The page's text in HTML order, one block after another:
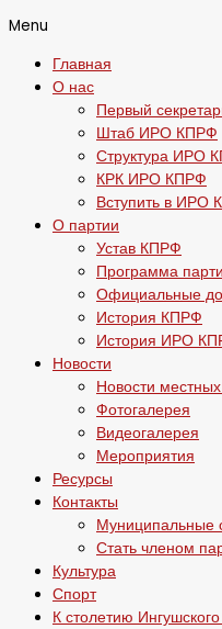
Menu
Главная
О нас
Первый
Штаб ИРО КПРФ
Структура ИРО
КРК ИРО КПРФ
Вступить в ИРО
О партии
Устав КПРФ
Программа
Официальные
История КПРФ
История ИРО
Новости
Новости
Фотогалерея
Видеогалерея
Мероприятия
Ресурсы
Контакты
Муниципальные
Стать членом
Культура
Спорт
К столетию